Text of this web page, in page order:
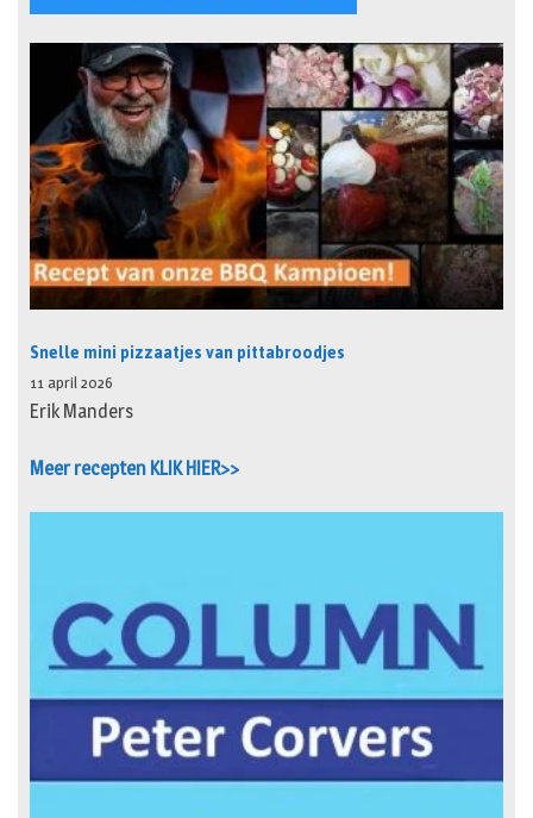
Snelle mini pizzaatjes van pittabroodjes
11 april 2026
Erik Manders
Meer recepten KLIK HIER>>